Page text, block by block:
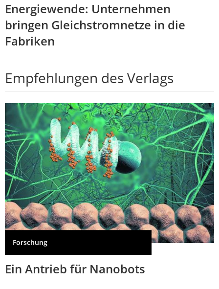
Energiewende: Unternehmen
bringen Gleichstromnetze in die
Fabriken
Empfehlungen des Verlags
Forschung
Ein Antrieb für Nanobots